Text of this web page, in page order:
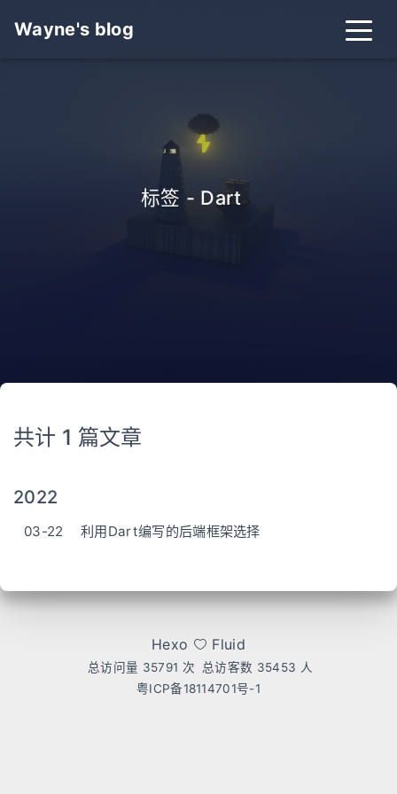
Wayne's blog
标签 - Dart_
共计 1 篇文章
2022
03-22 利用Dart编写的后端框架选择
Hexo Fluid
总访问量 35791 次 总访客数 35453 人
粤ICP备18114701号-1